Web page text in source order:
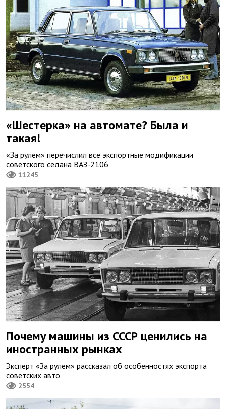
«Шестерка» на автомате? Была и
такая!
«За рулем» перечислил все экспортные модификации
советского седана ВАЗ-2106
11245
Почему машины из СССР ценились на
иностранных рынках
Эксперт «За рулем» рассказал об особенностях экспорта
советских авто
2554